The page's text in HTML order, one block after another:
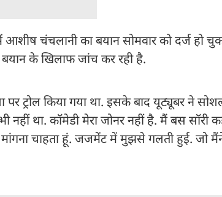
आशीष चंचलानी का बयान सोमवार को दर्ज हो
बयान के खिलाफ जांच कर रही है.
ट्रोल किया गया था. इसके बाद यूट्यूबर ने
नहीं था. कॉमेडी मेरा जोनर नहीं है. मैं बस सॉरी
चाहता हूं. जजमेंट में मुझसे गलती हुई. जो मैंने